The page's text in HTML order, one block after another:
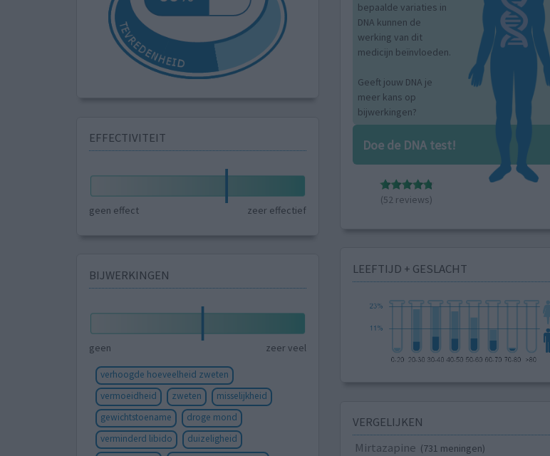
EFFECTIVITEIT
geen effect zeer effectief
BIJWERKINGEN
geen zeer veel
verhoogde hoeveelheid zweten
vermoeidheid
zweten
misselijkheid
gewichtstoename
droge mond
verminderd libido
duizeligheid
bepaalde variaties in
DNA kunnen de
werking van dit
medicijn beïnvloeden.
Geeft jouw DNA je
meer kans op
bijwerkingen?
Doe de DNA test!
(52 reviews)
LEEFTIJD + GESLACHT
VERGELIJKEN
Mirtazapine (731 meningen)